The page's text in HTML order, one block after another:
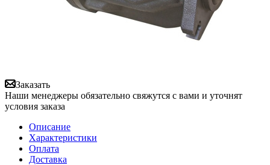
Заказать
Наши менеджеры обязательно свяжутся с вами и уточнят
условия заказа
Описание
Характеристики
Оплата
Доставка